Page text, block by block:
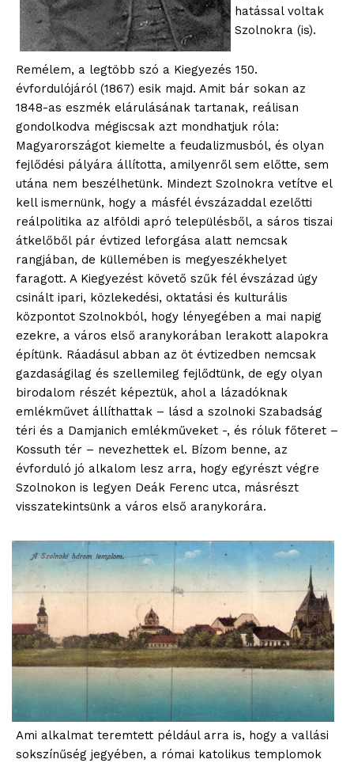
hatással voltak
Szolnokra (is).
Remélem, a legtöbb szó a Kiegyezés 150.
évfordulójáról (1867) esik majd. Amit bár sokan az
1848-as eszmék elárulásának tartanak, reálisan
gondolkodva mégiscsak azt mondhatjuk róla:
Magyarországot kiemelte a feudalizmusból, és olyan
fejlődési pályára állította, amilyenről sem előtte, sem
utána nem beszélhetünk. Mindezt Szolnokra vetítve el
kell ismernünk, hogy a másfél évszázaddal ezelőtti
reálpolitika az alföldi apró településből, a sáros tiszai
átkelőből pár évtized leforgása alatt nemcsak
rangjában, de küllemében is megyeszékhelyet
faragott. A Kiegyezést követő szűk fél évszázad úgy
csinált ipari, közlekedési, oktatási és kulturális
központot Szolnokból, hogy lényegében a mai napig
ezekre, a város első aranykorában lerakott alapokra
építünk. Ráadásul abban az öt évtizedben nemcsak
gazdaságilag és szellemileg fejlődtünk, de egy olyan
birodalom részét képeztük, ahol a lázadóknak
emlékművet állíthattak – lásd a szolnoki Szabadság
téri és a Damjanich emlékműveket -, és róluk főteret –
Kossuth tér – nevezhettek el. Bízom benne, az
évforduló jó alkalom lesz arra, hogy egyrészt végre
Szolnokon is legyen Deák Ferenc utca, másrészt
visszatekintsünk a város első aranykorára.
Ami alkalmat teremtett például arra is, hogy a vallási
sokszínűség jegyében, a római katolikus templomok